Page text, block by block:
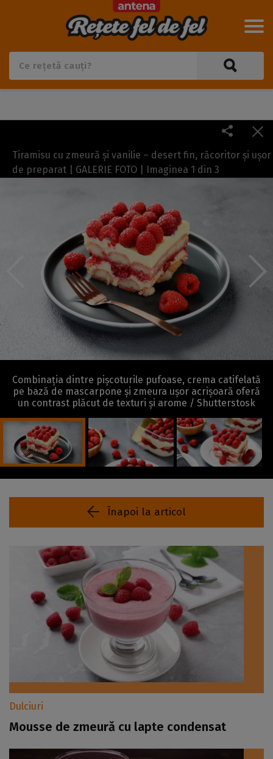
Tiramisu cu zmeură și vanilie – desert fin, răcoritor și ușor
de preparat | GALERIE FOTO | Imaginea 1 din 3
Combinația dintre pișcoturile pufoase, crema catifelată
pe bază de mascarpone și zmeura ușor acrișoară oferă
un contrast plăcut de texturi și arome / Shutterstosk
Înapoi la articol
Dulciuri
Mousse de zmeură cu lapte condensat